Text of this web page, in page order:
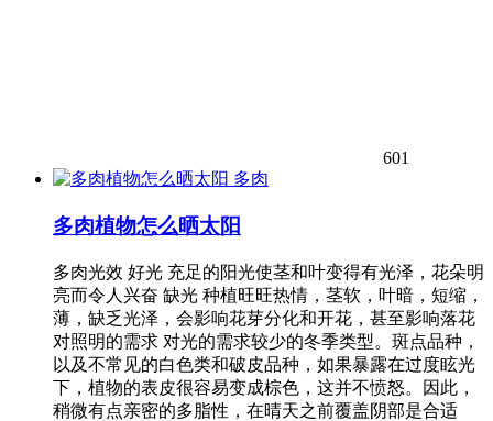
601
多肉
多肉植物怎么晒太阳
多肉光效 好光 充足的阳光使茎和叶变得有光泽，花朵明
亮而令人兴奋 缺光 种植旺旺热情，茎软，叶暗，短缩，
薄，缺乏光泽，会影响花芽分化和开花，甚至影响落花
对照明的需求 对光的需求较少的冬季类型。斑点品种，
以及不常见的白色类和破皮品种，如果暴露在过度眩光
下，植物的表皮很容易变成棕色，这并不愤怒。因此，
稍微有点亲密的多脂性，在晴天之前覆盖阴部是合适